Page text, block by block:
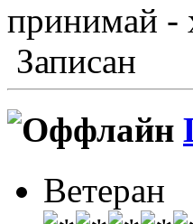
принимай -
Записан
Ветеран